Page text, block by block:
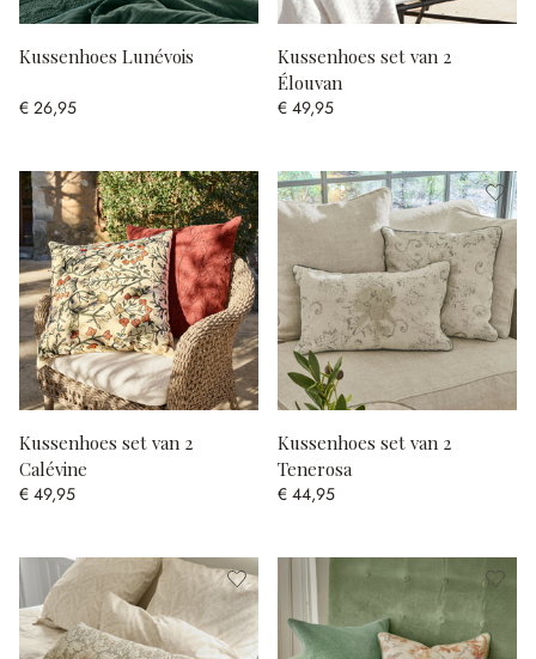
Kussenhoes Lunévois
€ 26,95
Kussenhoes set van 2
Élouvan
€ 49,95
Kussenhoes set van 2
Calévine
€ 49,95
Kussenhoes set van 2
Tenerosa
€ 44,95